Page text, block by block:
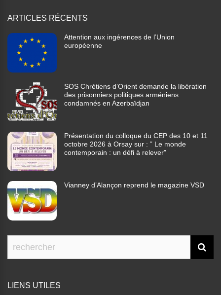
ARTICLES RÉCENTS
Attention aux ingérences de l’Union
européenne
SOS Chrétiens d’Orient demande la libération
des prisonniers politiques arméniens
condamnés en Azerbaïdjan
Présentation du colloque du CEP des 10 et 11
octobre 2026 à Orsay sur : ” Le monde
contemporain : un défi à relever”
Vianney d’Alançon reprend le magazine VSD
LIENS UTILES